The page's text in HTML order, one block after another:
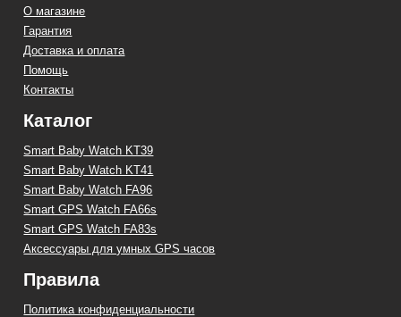
О магазине
Гарантия
Доставка и оплата
Помощь
Контакты
Каталог
Smart Baby Watch KT39
Smart Baby Watch KT41
Smart Baby Watch FA96
Smart GPS Watch FA66s
Smart GPS Watch FA83s
Аксессуары для умных GPS часов
Правила
Политика конфиденциальности